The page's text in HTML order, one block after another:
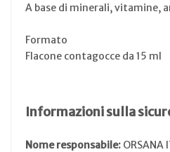
A base di minerali, vitamine,
Formato
Flacone contagocce da 15 ml
Informazioni sulla
Nome responsabile: ORSANA